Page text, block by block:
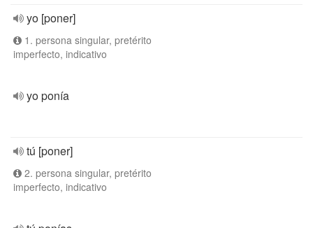
yo [poner]
1. persona singular, pretérito
imperfecto, indicativo
yo ponía
tú [poner]
2. persona singular, pretérito
imperfecto, indicativo